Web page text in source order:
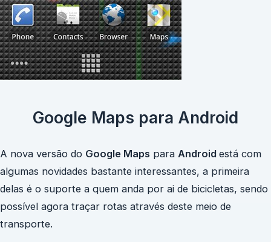
Google Maps para Android
A nova versão do Google Maps para Android está com
algumas novidades bastante interessantes, a primeira
delas é o suporte a quem anda por ai de bicicletas, sendo
possível agora traçar rotas através deste meio de
transporte.